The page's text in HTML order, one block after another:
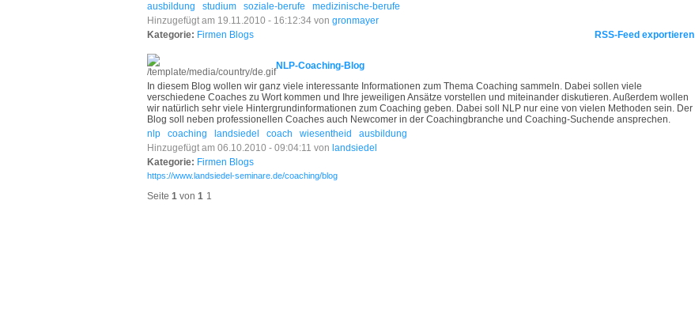
ausbildung
studium soziale-berufe
medizinische-berufe
Hinzugefügt am 19.11.2010 - 16:12:34 von gronmayer
Kategorie: Firmen Blogs RSS-Feed exportieren
NLP-Coaching-Blog
In diesem Blog wollen wir ganz viele interessante Informationen zum Thema Coaching sammeln. Dabei sollen viele
verschiedene Coaches zu Wort kommen und Ihre jeweiligen Ansätze vorstellen und miteinander diskutieren. Außerdem wollen
wir natürlich sehr viele Hintergrundinformationen zum Coaching geben. Dabei soll NLP nur eine von vielen Methoden sein. Der
Blog soll neben professionellen Coaches auch Newcomer in der Coachingbranche und Coaching-Suchende ansprechen.
nlp
coaching landsiedel coach wiesentheid
ausbildung
Hinzugefügt am 06.10.2010 - 09:04:11 von landsiedel
Kategorie: Firmen Blogs
https://www.landsiedel-seminare.de/coaching/blog
Seite 1 von 1 1